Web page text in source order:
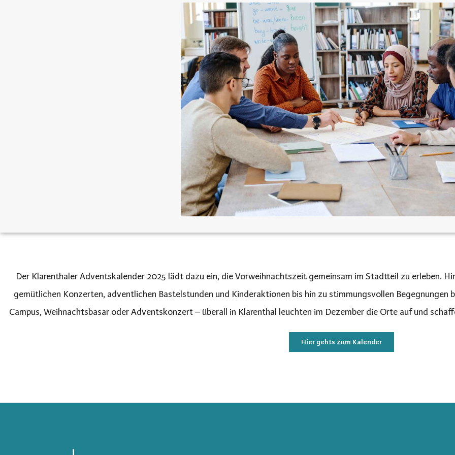
Der Klarenthaler Adventskalender 2025 lädt dazu ein, die Vorweihnachtszeit gemeinsam im Stadtteil zu erleben.
gemütlichen Konzerten, adventlichen Bastelstunden und Kinderaktionen bis hin zu stimmungsvollen Begegnungen
Campus, Weihnachtsbasar oder Adventskonzert – überall in Klarenthal leuchten im Dezember die Orte auf und
Hier gehts zum Kalender